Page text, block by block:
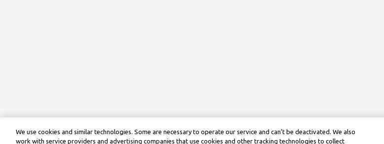
We use cookies and similar technologies. Some are necessary to operate our service and can’t be deactivated. We also
work with service providers and advertising companies that use cookies and other tracking technologies to collect